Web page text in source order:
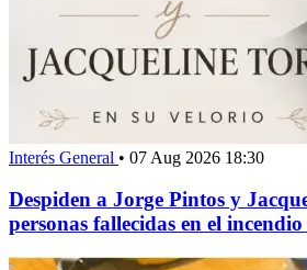
Interés General • 07 Aug 2026 18:30
Despiden a Jorge Pintos y
personas fallecidas en el